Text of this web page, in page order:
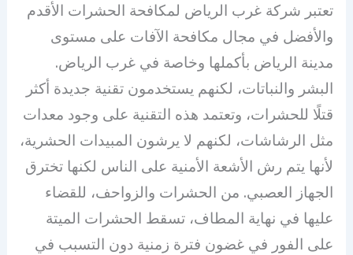
تعتبر شركة غرب الرياض لمكافحة الحشرات الأقدم
والأفضل في مجال مكافحة الآفات على مستوى
مدينة الرياض بأكملها وخاصة في غرب الرياض.
البشر والنباتات، لكنهم يستخدمون تقنية جديدة أكثر
قتلًا للحشرات، وتعتمد هذه التقنية على وجود معدات
مثل الرشاشات، لكنهم لا يرشون المبيدات الحشرية،
لأنها يتم رش الأشعة الأمنية على الناس لكنها تخترق
الجهاز العصبي. من الحشرات والزواحف، للقضاء
عليها في نهاية المطاف، تسقط الحشرات الميتة
على الفور في غضون فترة زمنية دون التسبب في